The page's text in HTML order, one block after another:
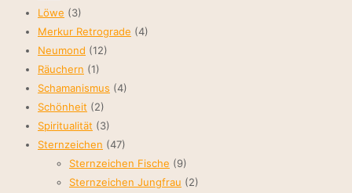
Löwe (3)
Merkur Retrograde (4)
Neumond (12)
Räuchern (1)
Schamanismus (4)
Schönheit (2)
Spiritualität (3)
Sternzeichen (47)
Sternzeichen Fische (9)
Sternzeichen Jungfrau (2)